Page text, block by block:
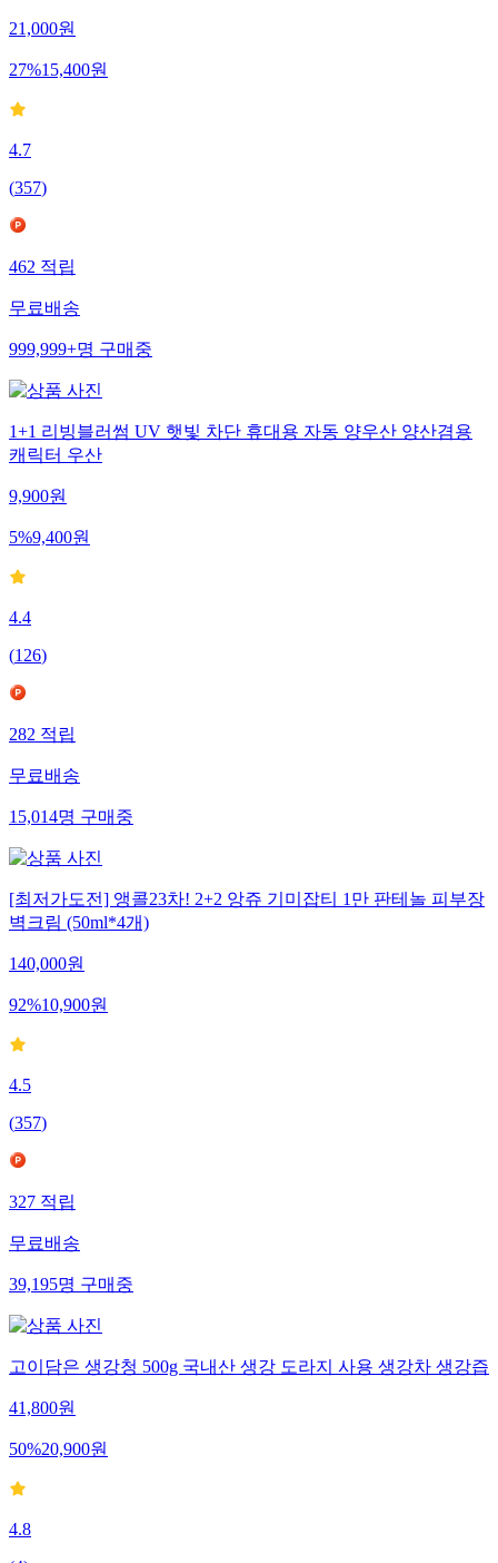
21,000원
27%15,400원
4.7
(357)
462적립
무료배송
999,999+명구매중
1+1 리빙블러썸 UV 햇빛 차단 휴대용 자동 양우산 양산겸용
캐릭터 우산
9,900원
5%9,400원
4.4
(126)
282적립
무료배송
15,014명구매중
[최저가도전] 앵콜23차! 2+2 앙쥬 기미잡티 1만 판테놀 피부장
벽크림 (50ml*4개)
140,000원
92%10,900원
4.5
(357)
327적립
무료배송
39,195명구매중
고이담은 생강청 500g 국내산 생강 도라지 사용 생강차 생강즙
41,800원
50%20,900원
4.8